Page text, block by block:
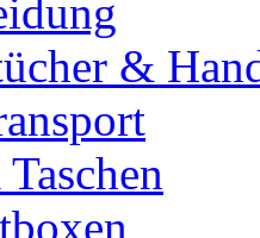
&